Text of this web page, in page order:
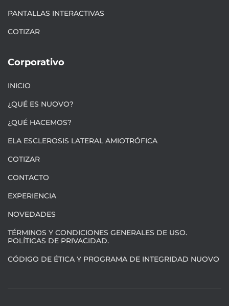
PANTALLAS INTERACTIVAS
COTIZAR
Corporativo
INICIO
¿QUÉ ES NUOVO?
¿QUÉ HACEMOS?
ELA ESCLEROSIS LATERAL AMIOTRÓFICA
COTIZAR
CONTACTO
EXPERIENCIA
NOVEDADES
TÉRMINOS Y CONDICIONES GENERALES DE USO.
POLÍTICAS DE PRIVACIDAD.
CÓDIGO DE ÉTICA Y PROGRAMA DE INTEGRIDAD NUOVO